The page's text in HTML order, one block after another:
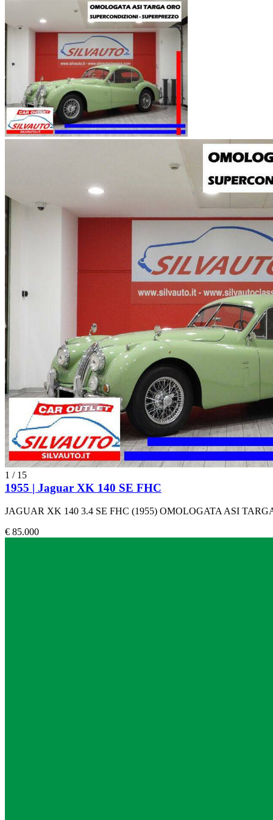
1 / 15
1955 | Jaguar XK 140 SE FHC
JAGUAR XK 140 3.4 SE FHC (1955) OMOLOGATA ASI
€ 85.000